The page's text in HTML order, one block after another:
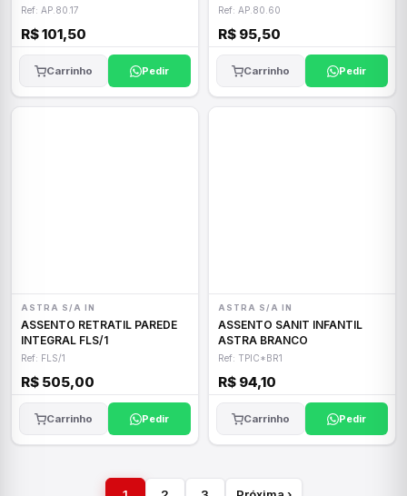
Ref: AP.80.17
R$ 101,50
Carrinho Pedir
Ref: AP.80.60
R$ 95,50
Carrinho Pedir
ASTRA S/A IN
ASSENTO RETRATIL PAREDE
INTEGRAL FLS/1
Ref: FLS/1
R$ 505,00
Carrinho Pedir
ASTRA S/A IN
ASSENTO SANIT INFANTIL
ASTRA BRANCO
Ref: TPIC*BR1
R$ 94,10
Carrinho Pedir